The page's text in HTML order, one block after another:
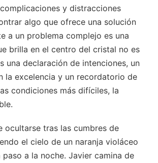
y distracciones
algo que ofrece una solución
a un problema complejo es una
brilla en el centro del cristal no es
una declaración de intenciones, un
la excelencia y un recordatorio de
condiciones más difíciles, la
ocultarse tras las cumbres de
el cielo de un naranja violáceo
a la noche. Javier camina de